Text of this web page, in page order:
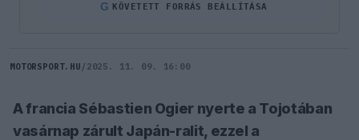
G KÖVETETT FORRÁS BEÁLLÍTÁSA
MOTORSPORT.HU / 2025. 11. 09. 16:00
A francia Sébastien Ogier nyerte a Tojotában
vasárnap zárult Japán-ralit, ezzel a